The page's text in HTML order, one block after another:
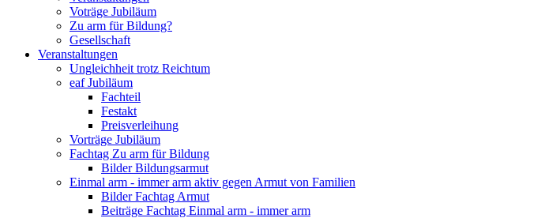
Voträge Jubiläum
Zu arm für Bildung?
Gesellschaft
Veranstaltungen
Ungleichheit trotz Reichtum
eaf Jubiläum
Fachteil
Festakt
Preisverleihung
Vorträge Jubiläum
Fachtag Zu arm für Bildung
Bilder Bildungsarmut
Einmal arm - immer arm aktiv gegen Armut von Familien
Bilder Fachtag Armut
Beiträge Fachtag Einmal arm - immer arm